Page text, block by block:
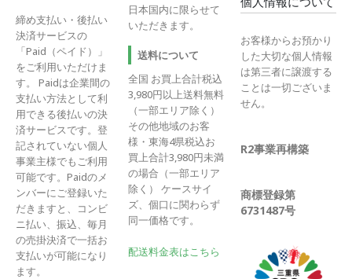
締め支払い・後払い
決済サービスの
「Paid（ペイド）」
をご利用いただけま
す。 Paidは企業間の
支払い方法として利
用できる後払いの決
済サービスです。登
記されていない個人
事業主様でもご利用
可能です。Paidのメ
ンバーにご登録いた
だきますと、コンビ
ニ払い、振込、毎月
の売掛決済で一括お
支払いが可能になり
ます。
日本国内に限らせて
いただきます。
送料について
全国 お買上合計税込
3,980円以上送料無料
（一部エリア除く）
その他地域のお客
様・東海4県税込お
買上合計3,980円未満
の場合（一部エリア
除く） ケースサイ
ズ、個口に関わらず
同一価格です。
配送料金表はこちら
お客様からお預かり
した大切な個人情報
は第三者に譲渡する
ことは一切ございま
せん。
R2事業再構築
商標登録第
6731487号